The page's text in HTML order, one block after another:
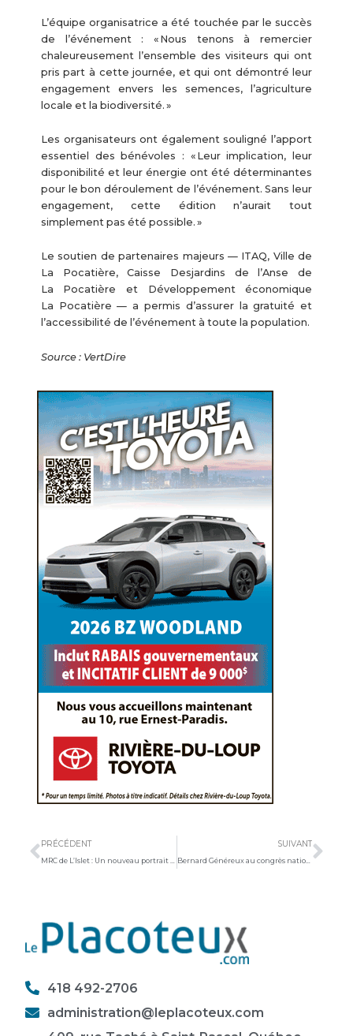
L’équipe organisatrice a été touchée par le succès
de l’événement : « Nous tenons à remercier
chaleureusement l’ensemble des visiteurs qui ont
pris part à cette journée, et qui ont démontré leur
engagement envers les semences, l’agriculture
locale et la biodiversité. »
Les organisateurs ont également souligné l’apport
essentiel des bénévoles : « Leur implication, leur
disponibilité et leur énergie ont été déterminantes
pour le bon déroulement de l’événement. Sans leur
engagement, cette édition n’aurait tout
simplement pas été possible. »
Le soutien de partenaires majeurs — ITAQ, Ville de
La Pocatière, Caisse Desjardins de l’Anse de
La Pocatière et Développement économique
La Pocatière — a permis d’assurer la gratuité et
l’accessibilité de l’événement à toute la population.
Source : VertDire
PRÉCÉDENT SUIVANT
Bernard Généreux au congrès national du Parti conservateur
418 492-2706
administration@leplacoteux.com